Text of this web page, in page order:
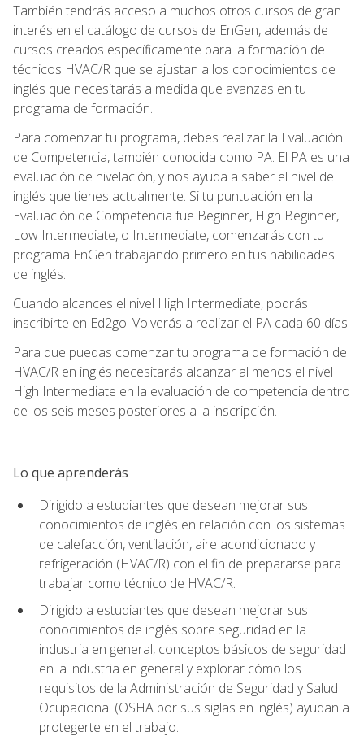
También tendrás acceso a muchos otros cursos de gran
interés en el catálogo de cursos de EnGen, además de
cursos creados específicamente para la formación de
técnicos HVAC/R que se ajustan a los conocimientos de
inglés que necesitarás a medida que avanzas en tu
programa de formación.
Para comenzar tu programa, debes realizar la Evaluación
de Competencia, también conocida como PA. El PA es una
evaluación de nivelación, y nos ayuda a saber el nivel de
inglés que tienes actualmente. Si tu puntuación en la
Evaluación de Competencia fue Beginner, High Beginner,
Low Intermediate, o Intermediate, comenzarás con tu
programa EnGen trabajando primero en tus habilidades
de inglés.
Cuando alcances el nivel High Intermediate, podrás
inscribirte en Ed2go. Volverás a realizar el PA cada 60 días.
Para que puedas comenzar tu programa de formación de
HVAC/R en inglés necesitarás alcanzar al menos el nivel
High Intermediate en la evaluación de competencia dentro
de los seis meses posteriores a la inscripción.
Lo que aprenderás
Dirigido a estudiantes que desean mejorar sus
conocimientos de inglés en relación con los sistemas
de calefacción, ventilación, aire acondicionado y
refrigeración (HVAC/R) con el fin de prepararse para
trabajar como técnico de HVAC/R.
Dirigido a estudiantes que desean mejorar sus
conocimientos de inglés sobre seguridad en la
industria en general, conceptos básicos de seguridad
en la industria en general y explorar cómo los
requisitos de la Administración de Seguridad y Salud
Ocupacional (OSHA por sus siglas en inglés) ayudan a
protegerte en el trabajo.